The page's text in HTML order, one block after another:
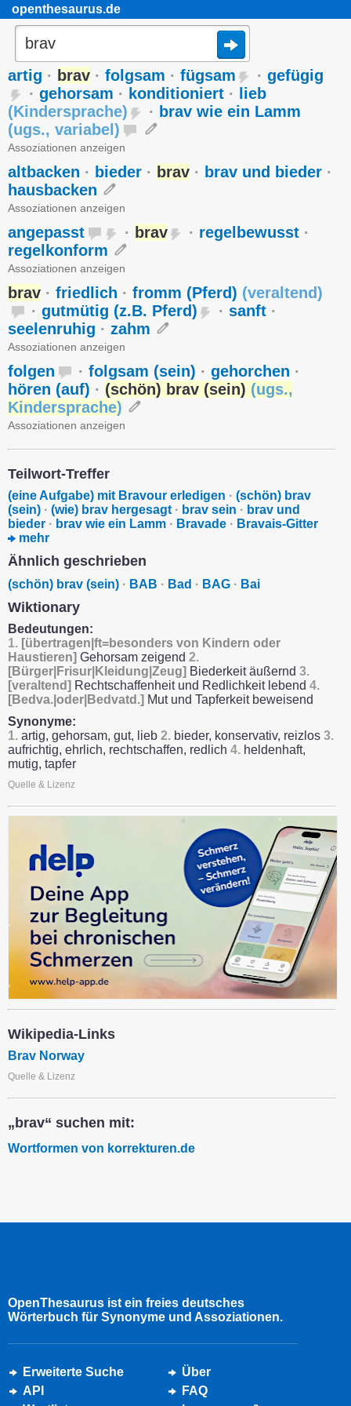
openthesaurus.de
artig · brav · folgsam · fügsam · gefügig
· gehorsam · konditioniert ·
lieb
(Kindersprache) · brav wie ein Lamm
(ugs., variabel )
Assoziationen anzeigen
altbacken · bieder · brav · brav und bieder ·
hausbacken
Assoziationen anzeigen
angepasst · brav · regelbewusst ·
regelkonform
Assoziationen anzeigen
brav · friedlich · fromm (Pferd) (veraltend)
· gutmütig (z.B. Pferd) · sanft ·
seelenruhig · zahm
Assoziationen anzeigen
folgen · folgsam (sein) · gehorchen ·
hören (auf) · (schön) brav (sein) (ugs.,
Kindersprache)
Assoziationen anzeigen
Teilwort-Treffer
(eine Aufgabe) mit Bravour erledigen · (schön) brav
(sein) · (wie) brav hergesagt · brav sein · brav und
bieder · brav wie ein Lamm · Bravade · Bravais-Gitter
mehr
Ähnlich geschrieben
(schön) brav (sein) · BAB · Bad · BAG · Bai
Wiktionary
Bedeutungen:
1. [übertragen|ft=besonders von Kindern oder
Haustieren] Gehorsam zeigend 2.
[Bürger|Frisur|Kleidung|Zeug] Biederkeit äußernd 3.
[veraltend] Rechtschaffenheit und Redlichkeit lebend 4.
[Bedva.|oder|Bedvatd.] Mut und Tapferkeit beweisend
Synonyme:
1. artig, gehorsam, gut, lieb 2. bieder, konservativ, reizlos 3.
aufrichtig, ehrlich, rechtschaffen, redlich 4. heldenhaft,
mutig, tapfer
Quelle & Lizenz
Wikipedia-Links
Brav Norway
Quelle & Lizenz
„brav“ suchen mit:
Wortformen von korrekturen.de
OpenThesaurus ist ein freies deutsches
Wörterbuch für Synonyme und Assoziationen.
Erweiterte Suche
API
Über
FAQ